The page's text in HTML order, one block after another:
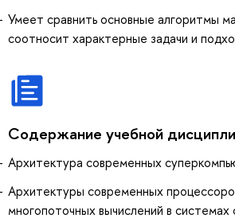
Умеет сравнить основные алгоритмы
соотносит характерные задачи и
Содержание учебной
Архитектура современных
Архитектуры современных
многопоточных вычислений в